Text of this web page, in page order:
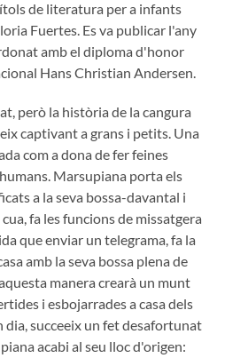
de literatura per a infants
Fuertes. Es va publicar l'any
amb el diploma d'honor
Hans Christian Andersen.
però la història de la cangura
captivant a grans i petits. Una
com a dona de fer feines
Marsupiana porta els
a la seva bossa-davantal i
fa les funcions de missatgera
que enviar un telegrama, fa la
amb la seva bossa plena de
manera crearà un munt
i esbojarrades a casa dels
dia, succeeix un fet desafortunat
acabi al seu lloc d'origen: